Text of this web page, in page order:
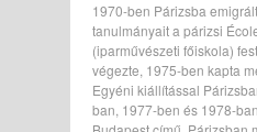
1970-ben Párizsba
tanulmányait a párizsi
(iparművészeti főiskola)
végezte, 1975-ben kapta
Egyéni kiállítással
ban, 1977-ben és 1978-